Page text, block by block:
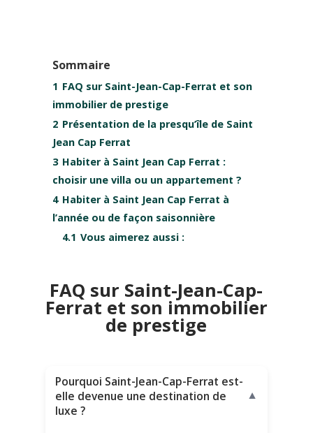
Sommaire
1 FAQ sur Saint-Jean-Cap-Ferrat et son
immobilier de prestige
2 Présentation de la presqu’île de Saint
Jean Cap Ferrat
3 Habiter à Saint Jean Cap Ferrat :
choisir une villa ou un appartement ?
4 Habiter à Saint Jean Cap Ferrat à
l’année ou de façon saisonnière
4.1 Vous aimerez aussi :
FAQ sur Saint-Jean-Cap-
Ferrat et son immobilier
de prestige
Pourquoi Saint-Jean-Cap-Ferrat est-
elle devenue une destination de
luxe ?
▼